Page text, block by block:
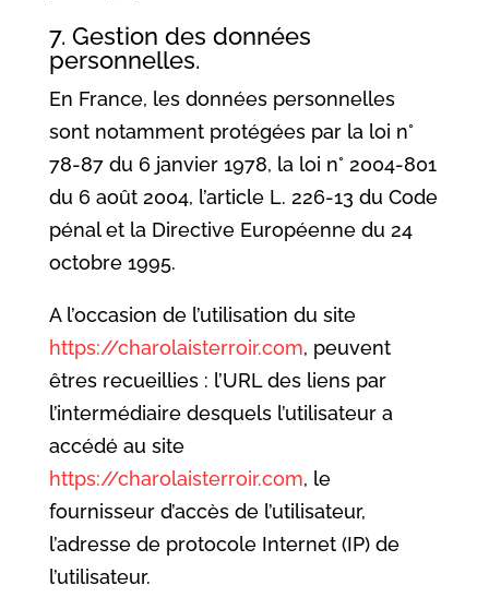
7. Gestion des données
personnelles.
En France, les données personnelles
sont notamment protégées par la loi n°
78-87 du 6 janvier 1978, la loi n° 2004-801
du 6 août 2004, l’article L. 226-13 du Code
pénal et la Directive Européenne du 24
octobre 1995.
A l’occasion de l’utilisation du site
https://charolaisterroir.com, peuvent
êtres recueillies : l’URL des liens par
l’intermédiaire desquels l’utilisateur a
accédé au site
https://charolaisterroir.com, le
fournisseur d’accès de l’utilisateur,
l’adresse de protocole Internet (IP) de
l’utilisateur.